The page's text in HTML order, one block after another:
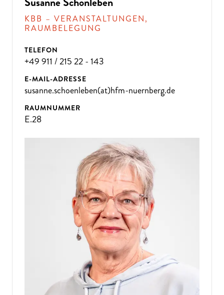
S!
KBB – VERANSTALTUNGEN,
RAUMBELEGUNG
TELEFON
+49 911 / 215 22 - 143
E-MAIL-ADRESSE
susanne.schoenleben(at)hfm-nuernberg.de
RAUMNUMMER
E.28